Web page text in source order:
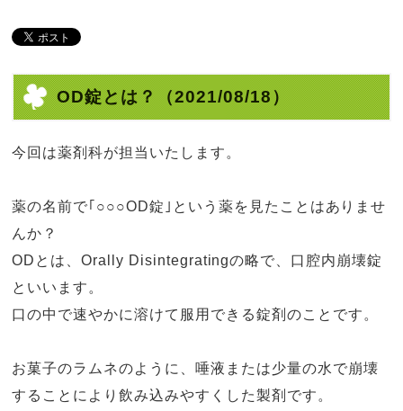
OD錠とは？ （2021/08/18）
今回は薬剤科が担当いたします。
薬の名前で｢○○○OD錠｣という薬を見たことはありませ
んか？
OD とは、Orally Disintegratingの略で、口腔内崩壊錠
といいます。
口の中で速やかに溶けて服用できる錠剤のことです。
お菓子のラムネのように、唾液または少量の水で崩壊
することにより飲み込みやすくした製剤です。